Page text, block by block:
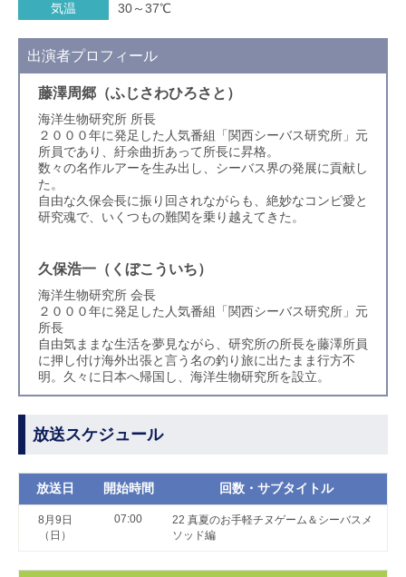
気温 30～37℃
出演者プロフィール
藤澤周郷（ふじさわひろさと）
海洋生物研究所 所長
２０００年に発足した人気番組「関西シーバス研究所」元
所員であり、紆余曲折あって所長に昇格。
数々の名作ルアーを生み出し、シーバス界の発展に貢献し
た。
自由な久保会長に振り回されながらも、絶妙なコンビ愛と
研究魂で、いくつもの難関を乗り越えてきた。
久保浩一（くぼこういち）
海洋生物研究所 会長
２０００年に発足した人気番組「関西シーバス研究所」元
所長
自由気ままな生活を夢見ながら、研究所の所長を藤澤所員
に押し付け海外出張と言う名の釣り旅に出たまま行方不
明。久々に日本へ帰国し、海洋生物研究所を設立。
放送スケジュール
放送日 開始時間 回数・サブタイトル
8月9日
（日）
07:00
22 真夏のお手軽チヌゲーム＆シーバスメ
ソッド編